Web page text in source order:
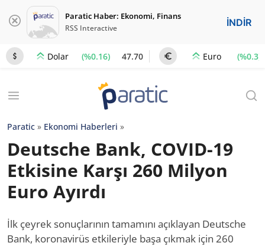
Paratic Haber: Ekonomi, Finans
RSS Interactive İNDİR
Dolar (%0.16) 47.70 Euro (%0.3)
Paratic » Ekonomi Haberleri »
Deutsche Bank, COVID-19
Etkisine Karşı 260 Milyon
Euro Ayırdı
İlk çeyrek sonuçlarının tamamını açıklayan Deutsche
Bank, koronavirüs etkileriyle başa çıkmak için 260